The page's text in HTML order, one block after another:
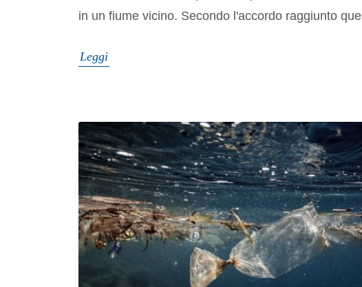
in un fiume vicino. Secondo l'accordo raggiunto
Leggi